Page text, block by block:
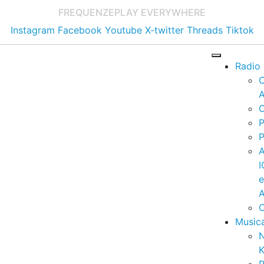
FREQUENZEPLAY EVERYWHERE
Instagram Facebook Youtube X-twitter Threads Tiktok
Radio
e